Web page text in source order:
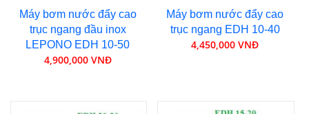
Máy bơm nước đẩy cao
trục ngang đầu inox
LEPONO EDH 10-50
4,900,000 VNĐ
Máy bơm nước đẩy cao
trục ngang EDH 10-40
4,450,000 VNĐ